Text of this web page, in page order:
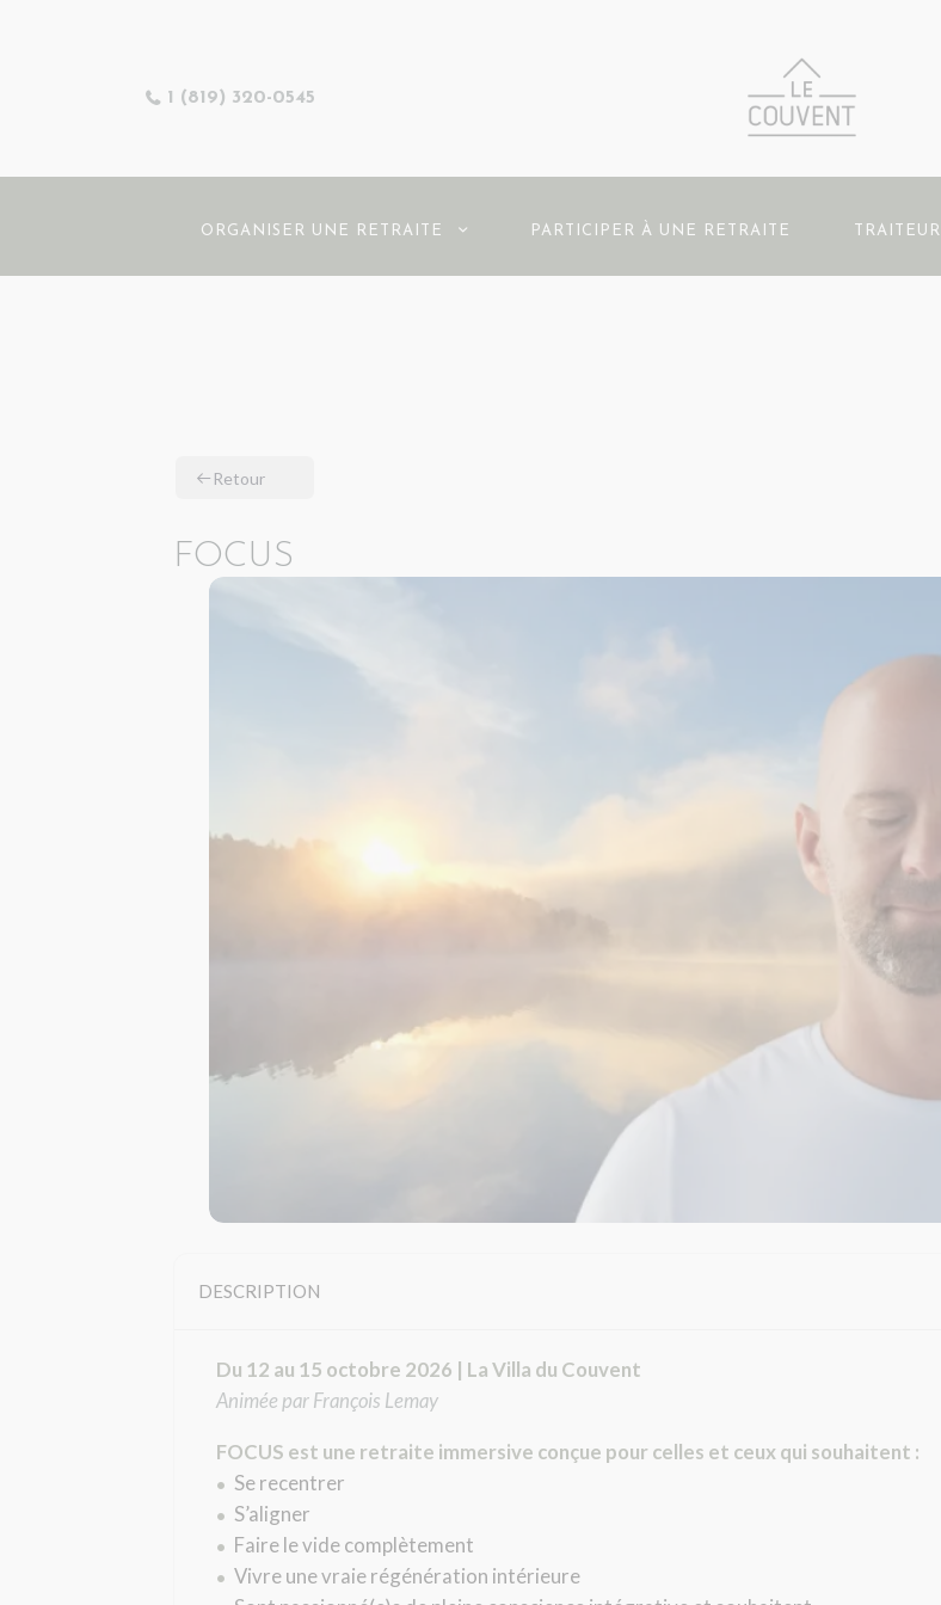
1 (819) 320-0545
ORGANISER UNE RETRAITE PARTICIPER À UNE RETRAITE TRAITEUR
FOCUS
DESCRIPTION
Du 12 au 15 octobre 2026 | La Villa du Couvent
Animée par François Lemay
FOCUS est une retraite immersive conçue pour celles et ceux qui souhaitent :
• Se recentrer
• S’aligner
• Faire le vide complètement
• Vivre une vraie régénération intérieure